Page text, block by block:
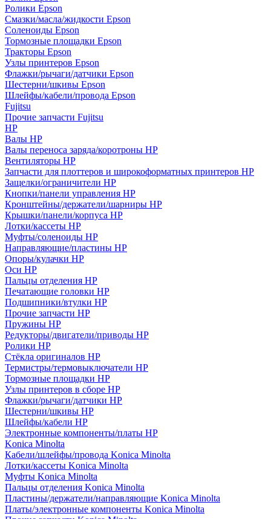
Ролики Epson
Смазки/масла/жидкости Epson
Соленоиды Epson
Тормозные площадки Epson
Тракторы Epson
Узлы принтеров Epson
Флажки/рычаги/датчики Epson
Шестерни/шкивы Epson
Шлейфы/кабели/провода Epson
Fujitsu
Прочие запчасти Fujitsu
HP
Валы HP
Валы переноса заряда/коротроны HP
Вентиляторы HP
Запчасти для плоттеров и широкоформатных принтеров HP
Защелки/ограничители HP
Кнопки/панели управления HP
Кронштейны/держатели/шарниры HP
Крышки/панели/корпуса HP
Лотки/кассеты HP
Муфты/соленоиды HP
Направляющие/пластины HP
Опоры/кулачки HP
Оси HP
Пальцы отделения HP
Печатающие головки HP
Подшипники/втулки HP
Прочие запчасти HP
Пружины HP
Редукторы/двигатели/приводы HP
Ролики HP
Стёкла оригиналов HP
Термистры/термовыключатели HP
Тормозные площадки HP
Узлы принтеров в сборе HP
Флажки/рычаги/датчики HP
Шестерни/шкивы HP
Шлейфы/кабели HP
Электронные компоненты/платы HP
Konica Minolta
Кабели/шлейфы/провода Konica Minolta
Лотки/кассеты Konica Minolta
Муфты Konica Minolta
Пальцы отделения Konica Minolta
Пластины/держатели/направляющие Konica Minolta
Платы/электронные компоненты Konica Minolta